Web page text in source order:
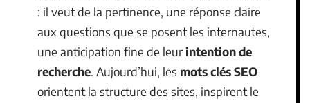
: il veut de la pertinence, une réponse claire
aux questions que se posent les internautes,
une anticipation fine de leurintention de
recherche. Aujourd’hui, les mots clés SEO
orientent la structure des sites, inspirent le